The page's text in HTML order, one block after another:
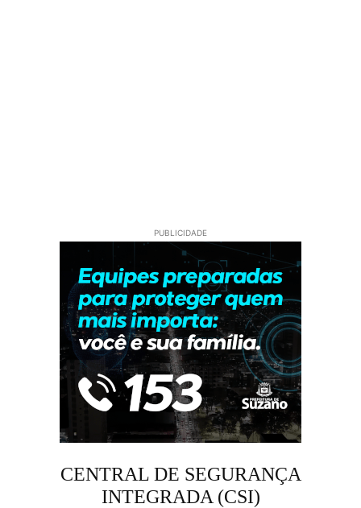
PUBLICIDADE
CENTRAL DE SEGURANÇA
INTEGRADA (CSI)